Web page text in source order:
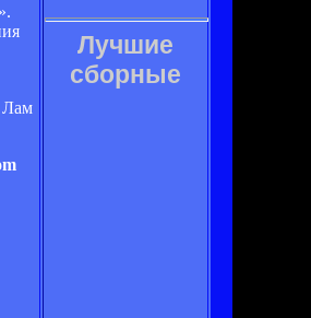
Лам
Лучшие
сборные